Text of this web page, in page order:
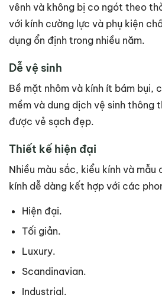
vênh và không bị co ngót theo
với kính cường lực và phụ kiện
dụng ổn định trong nhiều năm.
Dễ vệ sinh
Bề mặt nhôm và kính ít bám bụi,
mềm và dung dịch vệ sinh thông
được vẻ sạch đẹp.
Thiết kế hiện đại
Nhiều màu sắc, kiểu kính và mẫu
kính dễ dàng kết hợp với các
Hiện đại.
Tối giản.
Luxury.
Scandinavian.
Industrial.